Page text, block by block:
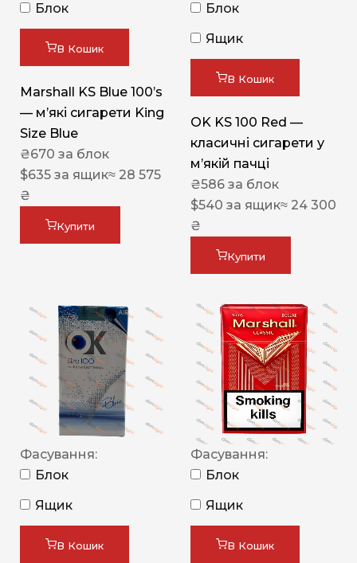
Блок
В Кошик
Marshall KS Blue 100’s
— м’які сигарети King
Size Blue
₴670 за блок
$635 за ящик≈ 28 575
₴
Купити
Блок
Ящик
В Кошик
OK KS 100 Red —
класичні сигарети у
м’якій пачці
₴586 за блок
$540 за ящик≈ 24 300
₴
Купити
Фасування:
Блок
Ящик
В Кошик
Фасування:
Блок
Ящик
В Кошик